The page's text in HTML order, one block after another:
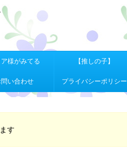
様がみてる 【推しの子】
問い合わせ プライバシーポリシー
す